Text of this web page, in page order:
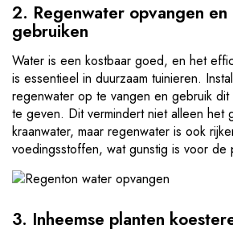
2. Regenwater opvangen
gebruiken
Water is een kostbaar goed, en het
is essentieel in duurzaam tuinieren.
regenwater op te vangen en gebruik
te geven. Dit vermindert niet alleen het
kraanwater, maar regenwater is ook
voedingsstoffen, wat gunstig is voor de
3. Inheemse planten